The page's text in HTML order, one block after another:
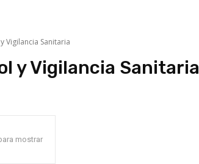
Vigilancia Sanitaria
y Vigilancia Sanitaria
mostrar